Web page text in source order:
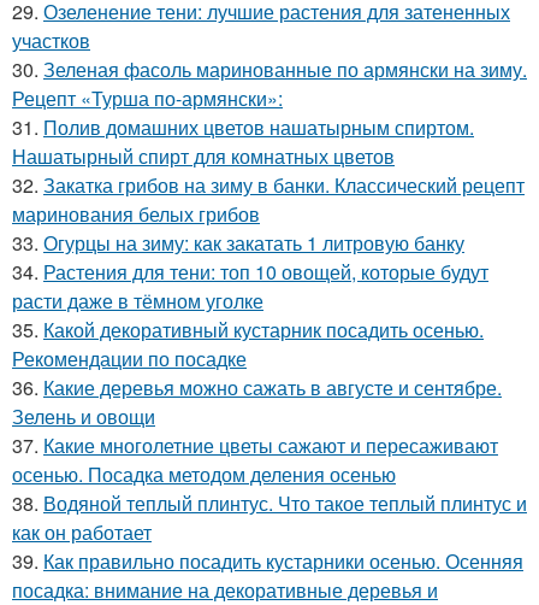
29. Озеленение тени: лучшие растения для затененных
участков
30. Зеленая фасоль маринованные по армянски на зиму.
Рецепт «Турша по-армянски»:
31. Полив домашних цветов нашатырным спиртом.
Нашатырный спирт для комнатных цветов
32. Закатка грибов на зиму в банки. Классический рецепт
маринования белых грибов
33. Огурцы на зиму: как закатать 1 литровую банку
34. Растения для тени: топ 10 овощей, которые будут
расти даже в тёмном уголке
35. Какой декоративный кустарник посадить осенью.
Рекомендации по посадке
36. Какие деревья можно сажать в августе и сентябре.
Зелень и овощи
37. Какие многолетние цветы сажают и пересаживают
осенью. Посадка методом деления осенью
38. Водяной теплый плинтус. Что такое теплый плинтус и
как он работает
39. Как правильно посадить кустарники осенью. Осенняя
посадка: внимание на декоративные деревья и